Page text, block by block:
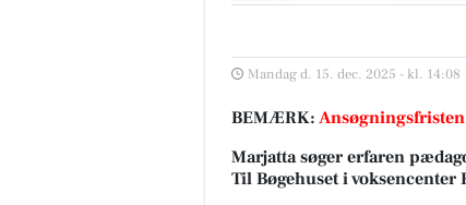
Mandag d. 15. dec. 2025 - kl. 14:08
BEMÆRK:
Marjatta søger erfaren
Til Bøgehuset i voksencenter